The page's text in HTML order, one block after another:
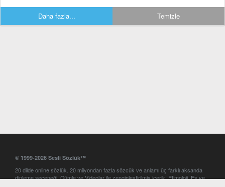
Daha fazla... Temizle
© 1999-2026 Sesli Sözlük™
20 dilde online sözlük. 20 milyondan fazla sözcük ve anlamı üç farklı aksanda
dinleme seçeneği. Cümle ve Videolar ile zenginleştirilmiş içerik. Etimoloji, Eş ve